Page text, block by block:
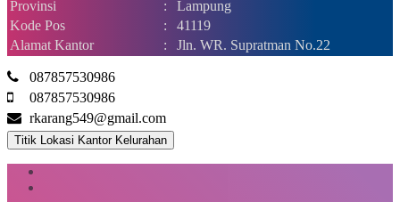
Provinsi
:
Lampung
Kode Pos
:
41119
Alamat Kantor
: Jln. WR. Supratman No.22
087857530986
087857530986
rkarang549@gmail.com
Titik Lokasi Kantor Kelurahan